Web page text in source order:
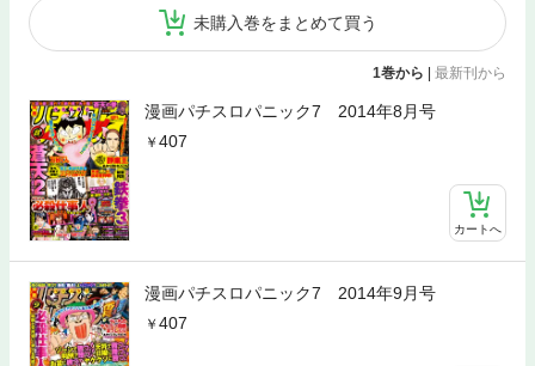
未購入巻をまとめて買う
1巻から | 最新刊から
漫画パチスロパニック7 2014年8月号
407
カートへ
漫画パチスロパニック7 2014年9月号
407